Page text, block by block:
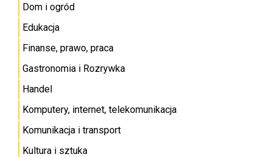
Dom i ogród
Edukacja
Finanse, prawo, praca
Gastronomia i Rozrywka
Handel
Komputery, internet, telekomunikacja
Komunikacja i transport
Kultura i sztuka